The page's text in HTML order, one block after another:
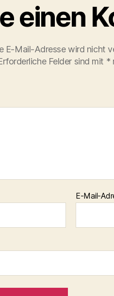
einen
E-Mail-Adresse wird nicht
Felder sind mit *
E-Mail-